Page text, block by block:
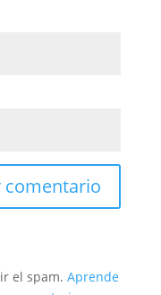
el spam. Aprende